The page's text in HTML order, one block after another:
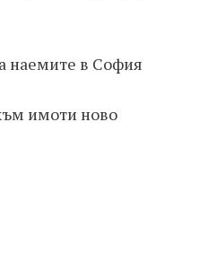
наемите в София
имоти ново